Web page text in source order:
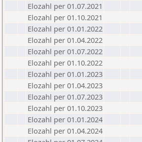
Elozahl per 01.07.2021
Elozahl per 01.10.2021
Elozahl per 01.01.2022
Elozahl per 01.04.2022
Elozahl per 01.07.2022
Elozahl per 01.10.2022
Elozahl per 01.01.2023
Elozahl per 01.04.2023
Elozahl per 01.07.2023
Elozahl per 01.10.2023
Elozahl per 01.01.2024
Elozahl per 01.04.2024